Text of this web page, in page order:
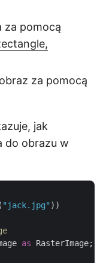
za pomocą
za pomocą
jak
do obrazu w
"jack.jpg" ))
as RasterImage;